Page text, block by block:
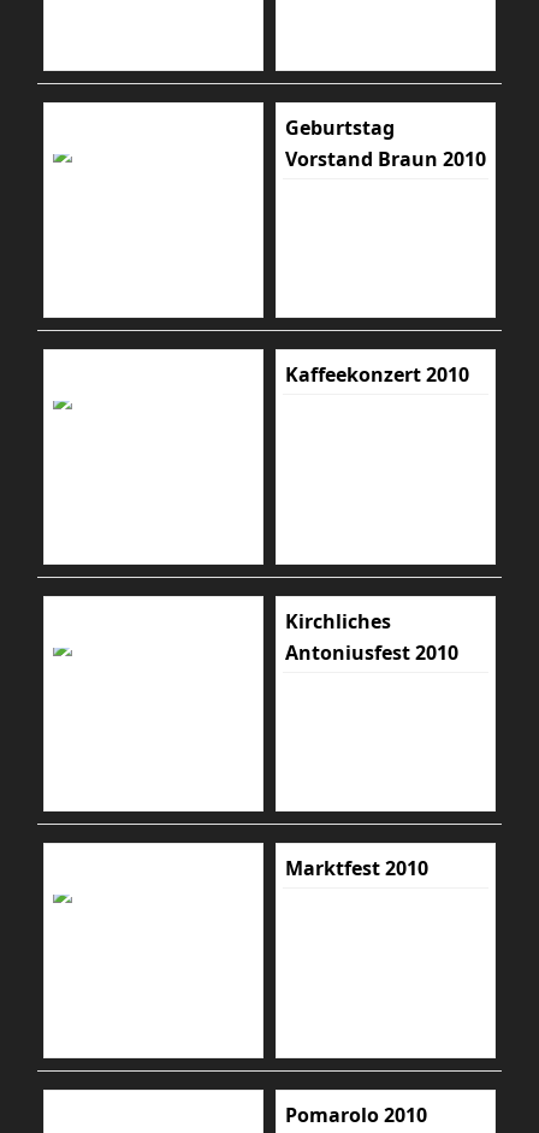
Geburtstag
Vorstand Braun 2010
Kaffeekonzert 2010
Kirchliches
Antoniusfest 2010
Marktfest 2010
Pomarolo 2010